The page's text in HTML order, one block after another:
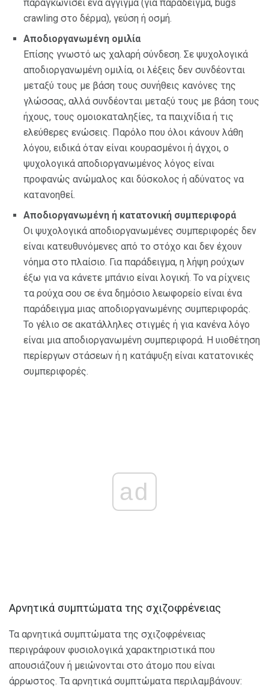
παραγκωνίσει ένα άγγιγμα (για παράδειγμα, bugs
crawling στο δέρμα), γεύση ή οσμή.
Αποδιοργανωμένη ομιλία
Επίσης γνωστό ως χαλαρή σύνδεση. Σε ψυχολογικά
αποδιοργανωμένη ομιλία, οι λέξεις δεν συνδέονται
μεταξύ τους με βάση τους συνήθεις κανόνες της
γλώσσας, αλλά συνδέονται μεταξύ τους με βάση τους
ήχους, τους ομοιοκαταληξίες, τα παιχνίδια ή τις
ελεύθερες ενώσεις. Παρόλο που όλοι κάνουν λάθη
λόγου, ειδικά όταν είναι κουρασμένοι ή άγχοι, ο
ψυχολογικά αποδιοργανωμένος λόγος είναι
προφανώς ανώμαλος και δύσκολος ή αδύνατος να
κατανοηθεί.
Αποδιοργανωμένη ή κατατονική συμπεριφορά
Οι ψυχολογικά αποδιοργανωμένες συμπεριφορές δεν
είναι κατευθυνόμενες από το στόχο και δεν έχουν
νόημα στο πλαίσιο. Για παράδειγμα, η λήψη ρούχων
έξω για να κάνετε μπάνιο είναι λογική. Το να ρίχνεις
τα ρούχα σου σε ένα δημόσιο λεωφορείο είναι ένα
παράδειγμα μιας αποδιοργανωμένης συμπεριφοράς.
Το γέλιο σε ακατάλληλες στιγμές ή για κανένα λόγο
είναι μια αποδιοργανωμένη συμπεριφορά. Η υιοθέτηση
περίεργων στάσεων ή η κατάψυξη είναι κατατονικές
συμπεριφορές.
ad
Αρνητικά συμπτώματα της σχιζοφρένειας
Τα αρνητικά συμπτώματα της σχιζοφρένειας
περιγράφουν φυσιολογικά χαρακτηριστικά που
απουσιάζουν ή μειώνονται στο άτομο που είναι
άρρωστος. Τα αρνητικά συμπτώματα περιλαμβάνουν: